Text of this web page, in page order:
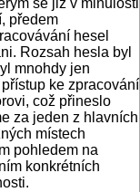
se již v minulosti
předem
hesel
Rozsah hesla byl
mnohdy jen
ke zpracování
což přineslo
za jeden z hlavních
místech
pohledem na
konkrétních